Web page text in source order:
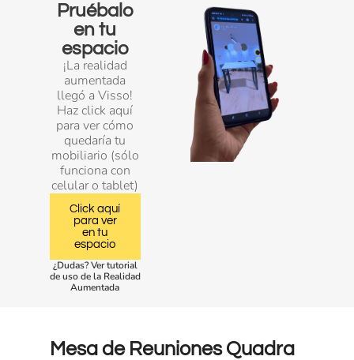
Pruébalo
en tu
espacio
¡La realidad
aumentada
llegó a Visso!
Haz click aquí
para ver cómo
quedaría tu
mobiliario (sólo
funciona con
celular o tablet)
Click aquí
para ver
en tu
espacio
¿Dudas? Ver tutorial
de uso de la Realidad
Aumentada
Mesa de Reuniones Quadra